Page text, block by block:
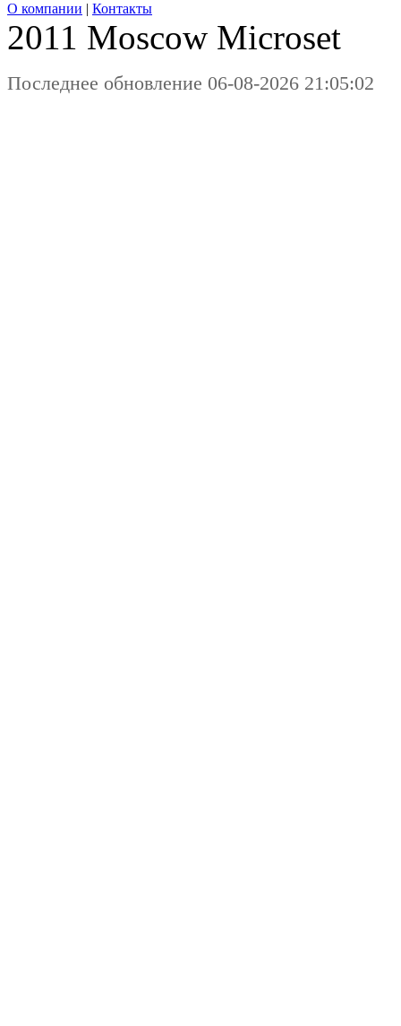
О компании | Контакты
2011 Moscow Microset
Последнее обновление 06-08-2026 21:05:02